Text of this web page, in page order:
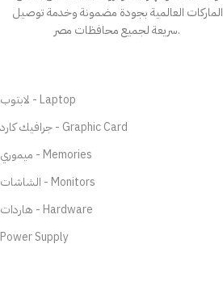
الماركات العالمية بجودة مضمونة وخدمة توصيل
سريعة لجميع محافظات مصر.
لابتوب - Laptop
جرافيك كارد - Graphic Card
ميموري - Memories
الشاشات - Monitors
هاردات - Hardware
Power Supply